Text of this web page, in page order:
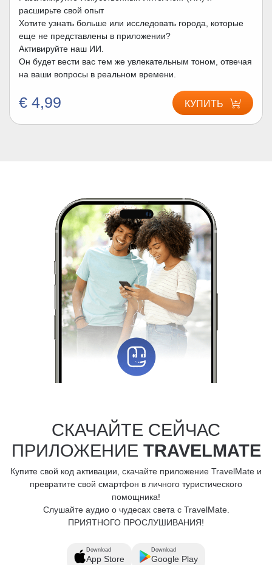
расширьте свой опыт
Хотите узнать больше или исследовать города, которые
еще не представлены в приложении?
Активируйте наш ИИ.
Он будет вести вас тем же увлекательным тоном, отвечая
на ваши вопросы в реальном времени.
€ 4,99 КУПИТЬ
СКАЧАЙТЕ СЕЙЧАС
ПРИЛОЖЕНИЕ TRAVELMATE
Купите свой код активации, скачайте приложение TravelMate и
превратите свой смартфон в личного туристического
помощника!
Слушайте аудио о чудесах света с TravelMate.
ПРИЯТНОГО ПРОСЛУШИВАНИЯ!
Download
App Store
Download
Google Play